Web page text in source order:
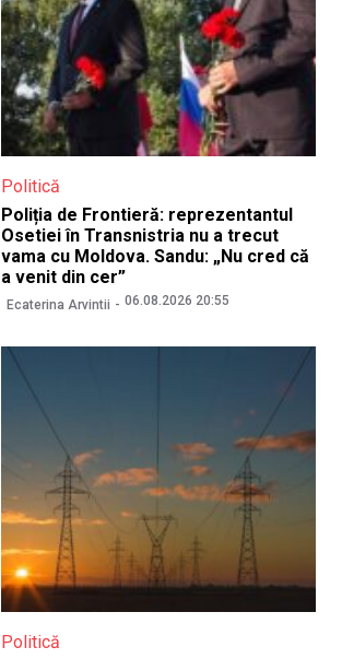
Politică
Poliția de Frontieră: reprezentantul
Osetiei în Transnistria nu a trecut
vama cu Moldova. Sandu: „Nu cred că
a venit din cer”
Ecaterina Arvintii 06.08.2026 20:55
Politică